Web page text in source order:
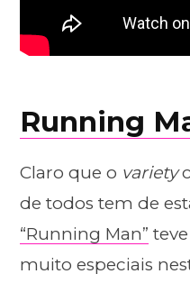
Running
Claro que o variety
de todos tem de
“Running Man”
muito especiais